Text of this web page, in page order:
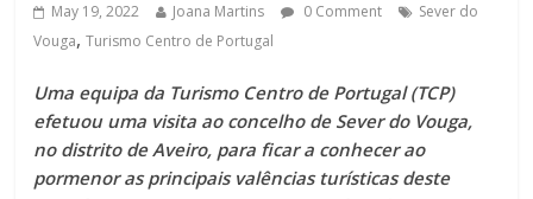
May 19, 2022 Joana Martins 0 Comment
Sever do
Vouga,Turismo Centro de Portugal
Uma equipa da Turismo Centro de Portugal (TCP)
efetuou uma visita ao concelho de Sever do Vouga,
no distrito de Aveiro, para ficar a conhecer ao
pormenor as principais valências turísticas deste